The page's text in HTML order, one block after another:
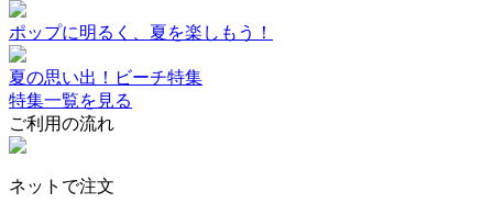
ポップに明るく、夏を楽しもう！
夏の思い出！ビーチ特集
特集一覧を見る
ご利用の流れ
ネットで注文